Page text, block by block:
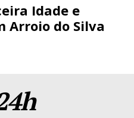
Idade e
Arroio do Silva